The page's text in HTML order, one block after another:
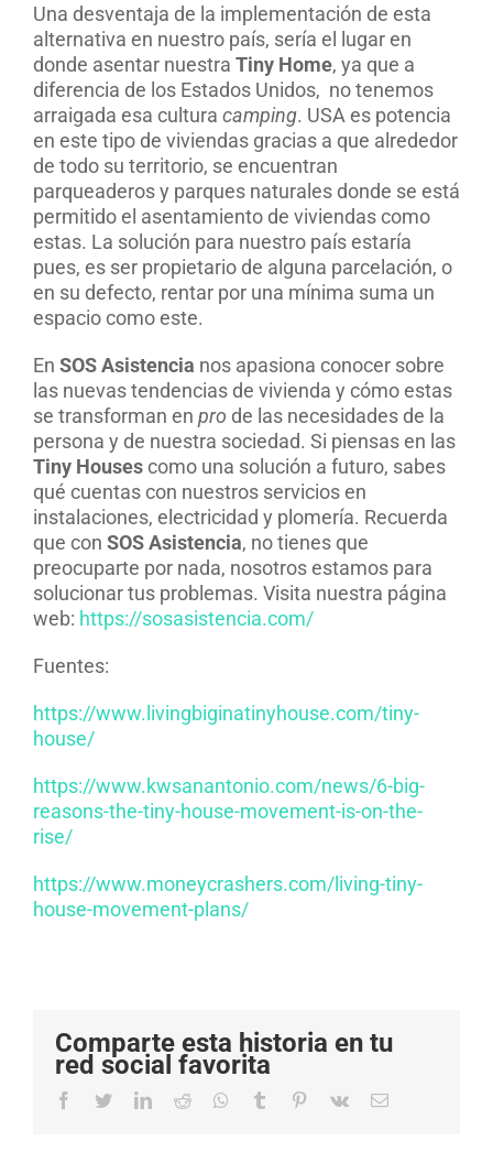
Una desventaja de la implementación de esta
alternativa en nuestro país, sería el lugar en
donde asentar nuestra Tiny Home, ya que a
diferencia de los Estados Unidos, no tenemos
arraigada esa cultura camping. USA es potencia
en este tipo de viviendas gracias a que alrededor
de todo su territorio, se encuentran
parqueaderos y parques naturales donde se está
permitido el asentamiento de viviendas como
estas. La solución para nuestro país estaría
pues, es ser propietario de alguna parcelación, o
en su defecto, rentar por una mínima suma un
espacio como este.
En SOS Asistencia nos apasiona conocer sobre
las nuevas tendencias de vivienda y cómo estas
se transforman en pro de las necesidades de la
persona y de nuestra sociedad. Si piensas en las
Tiny Housescomo una solución a futuro, sabes
qué cuentas con nuestros servicios en
instalaciones, electricidad y plomería. Recuerda
que con SOS Asistencia, no tienes que
preocuparte por nada, nosotros estamos para
solucionar tus problemas. Visita nuestra página
web: https://sosasistencia.com/
Fuentes:
https://www.livingbiginatinyhouse.com/tiny-
house/
https://www.kwsanantonio.com/news/6-big-
reasons-the-tiny-house-movement-is-on-the-
rise/
https://www.moneycrashers.com/living-tiny-
house-movement-plans/
Comparte esta historia en tu
red social favorita
Facebook
TwitterLinkedIn
Reddit Whatsapp
Tumblr Pinterest
Vk Email